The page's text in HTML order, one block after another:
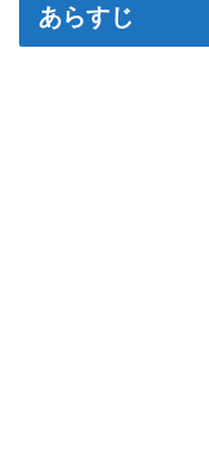
あらすじ